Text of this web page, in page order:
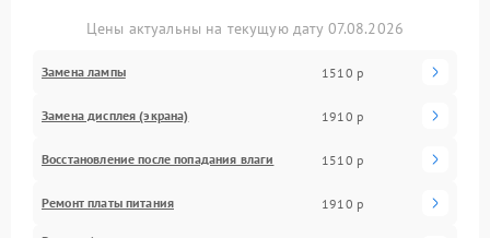
Цены актуальны на текущую дату 07.08.2026
Замена лампы 1510 р
Замена дисплея (экрана) 1910 р
Восстановление после попадания влаги 1510 р
Ремонт платы питания 1910 р